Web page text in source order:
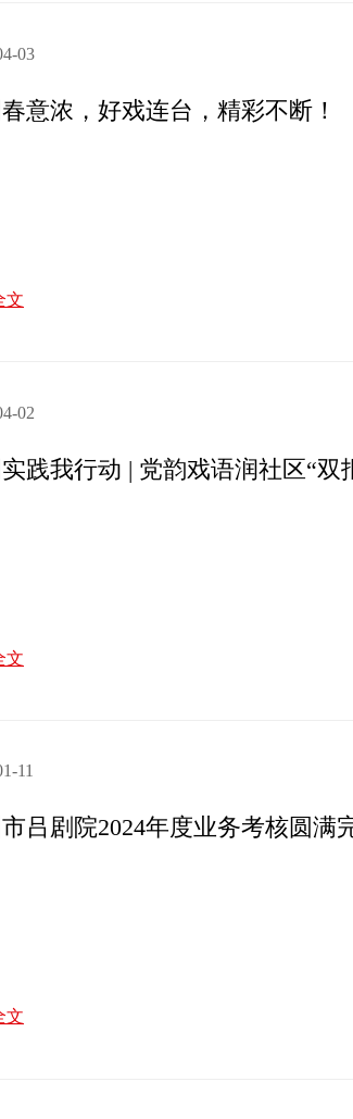
03
意浓，好戏连台，精彩不断！
文
02
践我行动 | 党韵戏语润社区“双
文
11
吕剧院2024年度业务考核圆满
文